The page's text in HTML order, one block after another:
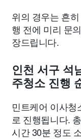
위의 경우는 흔
행 전에 미리 문
장드립니다.
인천 서구 석
주청소 진행
민트케어 이사청
로 진행됩니다.
시간 30분 정도